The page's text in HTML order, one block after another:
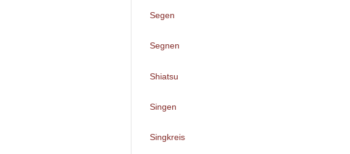
Segen
Segnen
Shiatsu
Singen
Singkreis